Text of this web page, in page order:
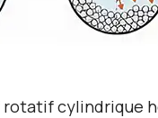
cylindrique